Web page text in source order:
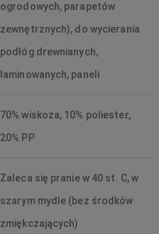
ogrodowych, parapetów
zewnętrznych), do wycierania
podłóg drewnianych,
laminowanych, paneli
70% wiskoza, 10% poliester,
20% PP
Zaleca się pranie w 40 st. C, w
szarym mydle (bez środków
zmiękczających)